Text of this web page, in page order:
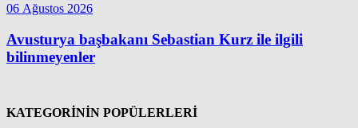
06 Ağustos 2026
Avusturya başbakanı Sebastian Kurz ile ilgili
bilinmeyenler
KATEGORİNİN POPÜLERLERİ